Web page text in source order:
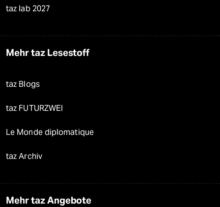
taz lab 2027
Mehr taz Lesestoff
taz Blogs
taz FUTURZWEI
Le Monde diplomatique
taz Archiv
Mehr taz Angebote